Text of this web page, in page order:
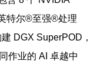
特尔®至强®处理
DGX SuperPOD，
作业的 AI 卓越中